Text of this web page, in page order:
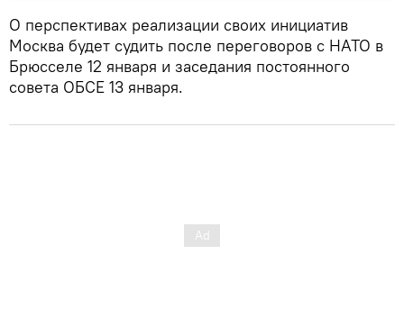
О перспективах реализации своих инициатив
Москва будет судить после переговоров с НАТО в
Брюсселе 12 января и заседания постоянного
совета ОБСЕ 13 января.